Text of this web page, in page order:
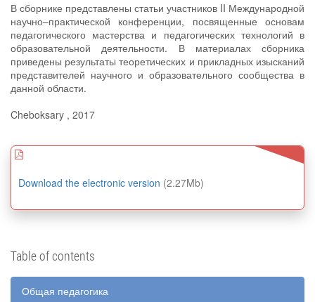
В сборнике представлены статьи участников II Международной
научно–практической конференции, посвященные основам
педагогического мастерства и педагогических технологий в
образовательной деятельности. В материалах сборника
приведены результаты теоретических и прикладных изысканий
представителей научного и образовательного сообщества в
данной области.
Cheboksary , 2017
Download the electronic version (2.27Mb)
Table of contents
Общая педагогика